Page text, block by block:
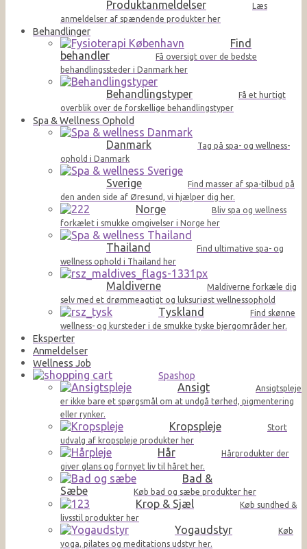
Produktanmeldelser
Læs
anmeldelser af spændende produkter her
Behandlinger
Find
behandler
Få oversigt over de bedste
behandlingssteder i Danmark her
Behandlingstyper
Få et hurtigt
overblik over de forskellige behandlingstyper
Spa & Wellness Ophold
Danmark
Tag på spa- og wellness-
ophold i Danmark
Sverige
Find masser af spa-tilbud på
den anden side af Øresund, vi hjælper dig her.
Norge
Bliv spa og wellness
forkælet i smukke omgivelser i Norge her
Thailand
Find ultimative spa- og
wellness ophold i Thailand her
Maldiverne
Maldiverne forkæle dig
selv med et drømmeagtigt og luksuriøst wellnessophold
Tyskland
Find skønne
wellness- og kursteder i de smukke tyske bjergområder her.
Eksperter
Anmeldelser
Wellness Job
Spashop
Ansigt
Ansigtspleje
er ikke bare et spørgsmål om at undgå tørhed, pigmentering
eller rynker.
Kropspleje
Stort
udvalg af kropspleje produkter her
Hår
Hårprodukter der
giver glans og fornyet liv til håret her.
Bad &
Sæbe
Køb bad og sæbe produkter her
Krop & Sjæl
Køb sundhed &
livsstil produkter her
Yogaudstyr
Køb
yoga, pilates og meditations udstyr her.